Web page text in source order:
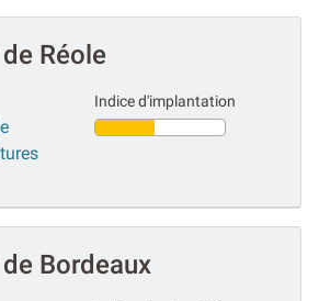
Réole
Indice d'implantation
Bordeaux